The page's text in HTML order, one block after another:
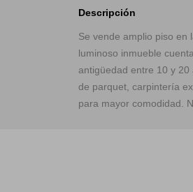
Descripción
Se vende amplio piso en
luminoso inmueble
antigüedad entre 10 y
de parquet, carpintería
para mayor comodidad.